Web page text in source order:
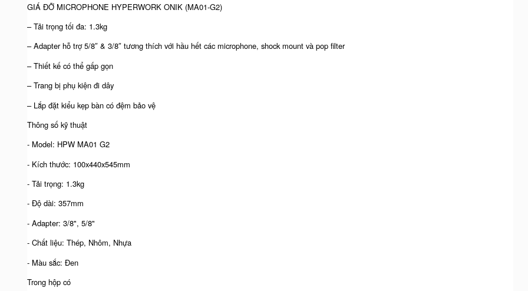
GIÁ ĐỠ MICROPHONE HYPERWORK ONIK (MA01-G2)
– Tải trọng tối đa: 1.3kg
– Adapter hỗ trợ 5/8″ & 3/8″ tương thích với hầu hết các microphone, shock mount và pop filter
– Thiết kế có thể gấp gọn
– Trang bị phụ kiện đi dây
– Lắp đặt kiểu kẹp bàn có đệm bảo vệ
Thông số kỹ thuật
- Model: HPW MA01 G2
- Kích thước: 100x440x545mm
- Tải trọng: 1.3kg
- Độ dài: 357mm
- Adapter: 3/8", 5/8"
- Chất liệu: Thép, Nhôm, Nhựa
- Màu sắc: Đen
Trong hộp có